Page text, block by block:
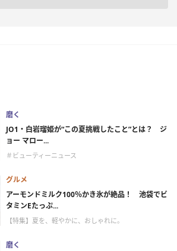
磨く
JO1・白岩瑠姫が“この夏挑戦したこと”とは？ ジ
ョー マロー...
＃ビューティーニュース
グルメ
アーモンドミルク100％かき氷が絶品！ 池袋でビ
タミンEたっぷ...
【特集】夏を、軽やかに、おしゃれに。
磨く